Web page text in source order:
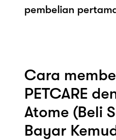
pembelian
Cara
PETCARE
Atome (Beli
Bayar